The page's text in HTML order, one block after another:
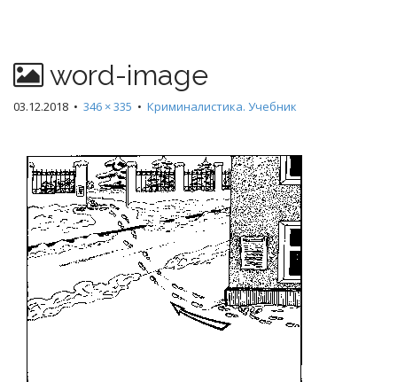
word-image
03.12.2018 • 346 × 335 • Криминалистика. Учебник